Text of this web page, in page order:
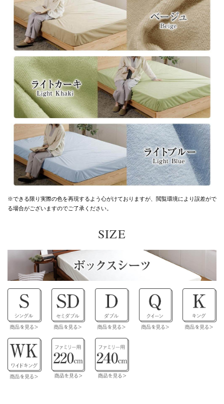
※できる限り実際の色を再現するよう心がけておりますが、 閲覧環境により誤差がで
る場合がございますのでご了承ください。
SIZE